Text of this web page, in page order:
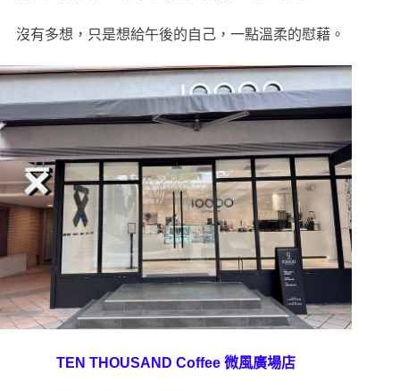
沒有多想，只是想給午後的自己，一點溫柔的慰藉。
TEN THOUSAND Coffee 微風廣場店